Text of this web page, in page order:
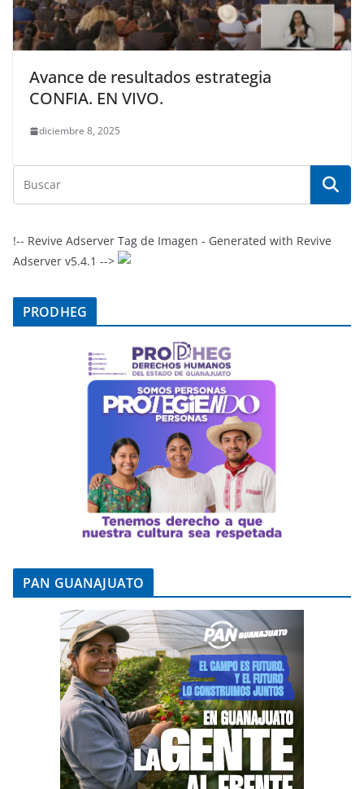
Avance de resultados estrategia
CONFIA. EN VIVO.
diciembre 8, 2025
!-- Revive Adserver Tag de Imagen - Generated with Revive
Adserver v5.4.1 -->
PRODHEG
PAN GUANAJUATO